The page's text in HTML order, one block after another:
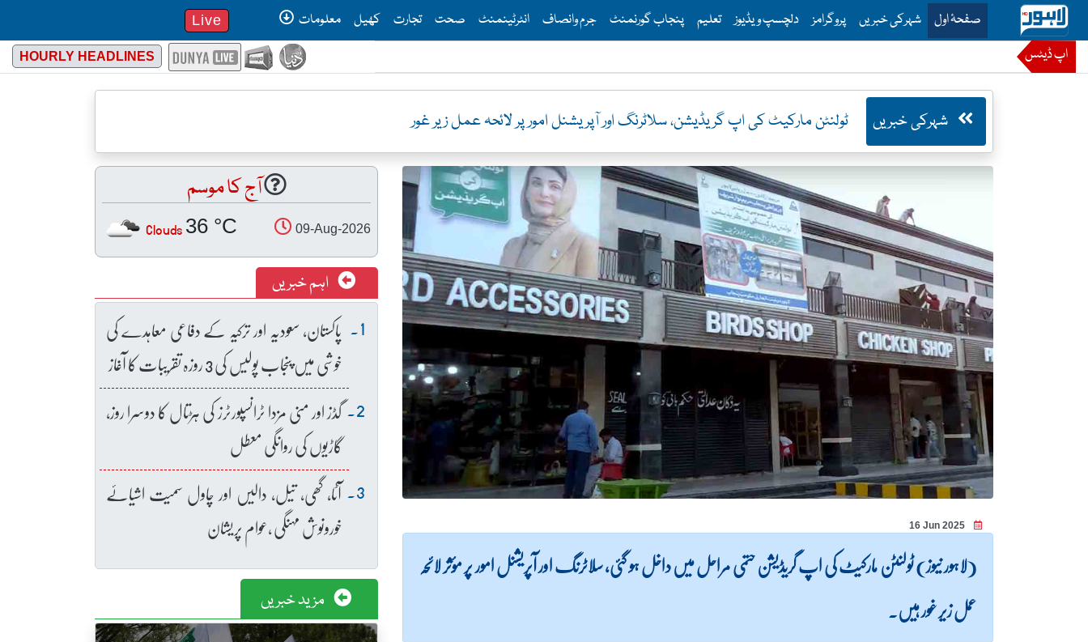
صفحۂ اولThis is the main menu for Lahore News
شہرکی خبریں پروگرامز دلچسپ ویڈیوز تعلیم پنجاب گورنمنٹ جرم وانصاف انٹرٹینمنٹ صحت تجارت کھیل معلومات Live
اپ ڈیٹس HOURLY HEADLINES
ٹولنٹن مارکیٹ کی اپ گریڈیشن، سلاٹرنگ اور آپریشنل امور پر لائحہ عمل زیر غور
16 Jun 2025
(لاہور نیوز) ٹولنٹن مارکیٹ کی اپ گریڈیشن حتمی مراحل میں داخل ہو گئی، سلاٹرنگ اور آپریشنل امور پر مؤثر لائحہ
عمل زیر غور ہیں۔
آج کا موسم
09-Aug-2026
36 °C
Clouds
اہم خبریں
پاکستان، سعودیہ اور ترکیہ کے دفاعی معاہدے کی
خوشی میں پنجاب پولیس کی 3 روزہ تقریبات کا آغاز
گڈز اور منی مزدا ٹرانسپورٹرز کی ہڑتال کا دوسرا روز،
گاڑیوں کی روانگی معطل
آٹا، گھی، تیل، دالیں اور چاول سمیت اشیائے
خورونوش مہنگی ،عوام پریشان
مزید خبریں